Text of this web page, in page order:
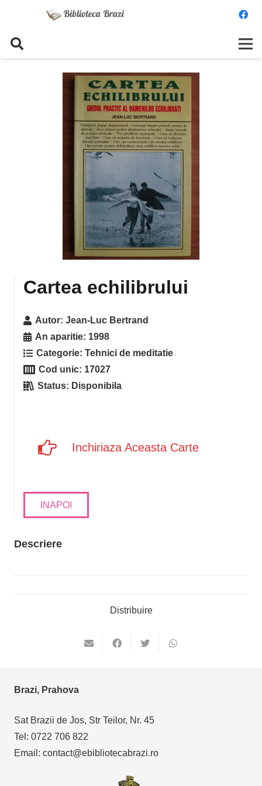
Cartea echilibrului
Autor:Jean-Luc Bertrand
An aparitie: 1998
Categorie:Tehnici de meditatie
Cod unic: 17027
Status: Disponibila
Inchiriaza Aceasta Carte
INAPOI
Descriere
Distribuire
Brazi, Prahova
Sat Brazii de Jos, Str Teilor, Nr. 45
Tel: 0722 706 822
Email: contact@ebibliotecabrazi.ro